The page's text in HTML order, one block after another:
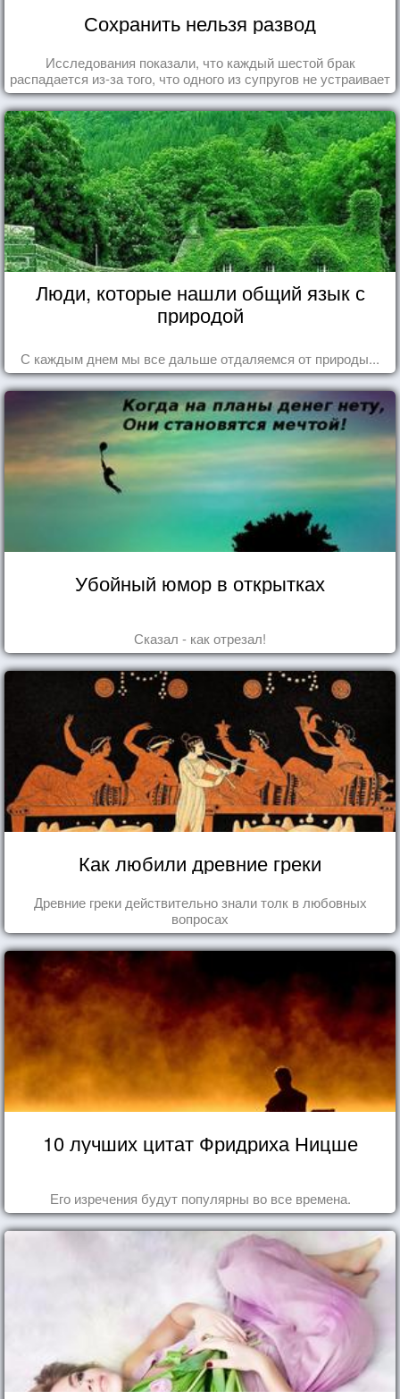
Сохранить нельзя развод
Исследования показали, что каждый шестой брак
распадается из-за того, что одного из супругов не устраивает
та роль, которая выпала ему в семье.
Люди, которые нашли общий язык с
природой
С каждым днем мы все дальше отдаляемся от природы...
Убойный юмор в открытках
Сказал - как отрезал!
Как любили древние греки
Древние греки действительно знали толк в любовных
вопросах
10 лучших цитат Фридриха Ницше
Его изречения будут популярны во все времена.